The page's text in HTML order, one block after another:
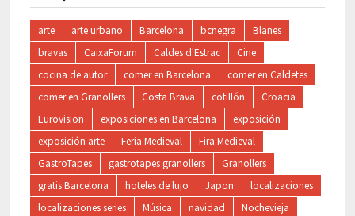
arte arte urbano Barcelona bcnegra
Blanes
bravas
CaixaForum Caldes d'Estrac
Cine
cocina de autor
comer en Barcelona
comer en Caldetes
comer en Granollers
Costa Brava cotillón
Croacia
Eurovision
exposiciones en Barcelona
exposición
exposición arte
Feria Medieval
Fira Medieval
GastroTapes
gastrotapes granollers
Granollers
gratis Barcelona
hoteles de lujo Japon
localizaciones
localizaciones series
Música navidad
Nochevieja